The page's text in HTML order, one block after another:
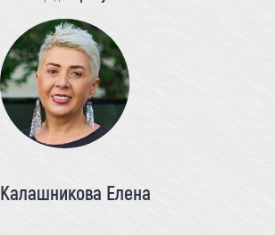
Калашникова Елена